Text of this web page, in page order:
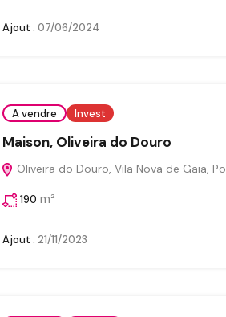
Ajout : 07/06/2024
A vendre Invest
Maison, Oliveira do Douro
Oliveira do Douro, Vila Nova de Gaia,
190 m²
Ajout : 21/11/2023